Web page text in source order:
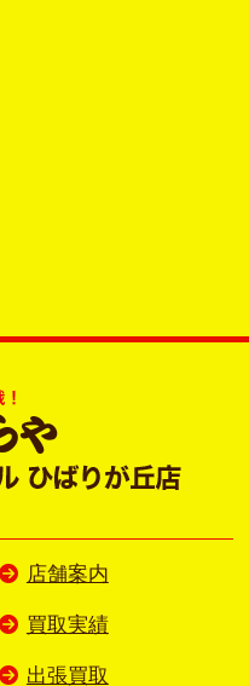
店舗案内
買取実績
出張買取